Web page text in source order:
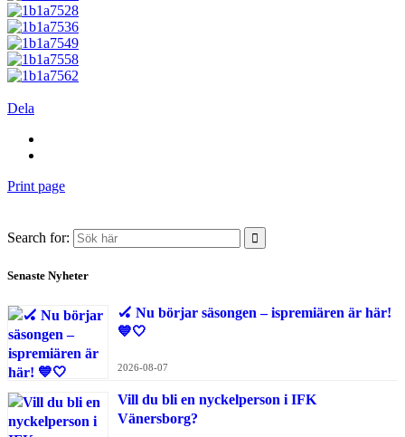
Dela
Print page
Search for:
Senaste Nyheter
🏑 Nu börjar säsongen – ispremiären är här!
💙🤍
2026-08-07
Vill du bli en nyckelperson i IFK
Vänersborg?